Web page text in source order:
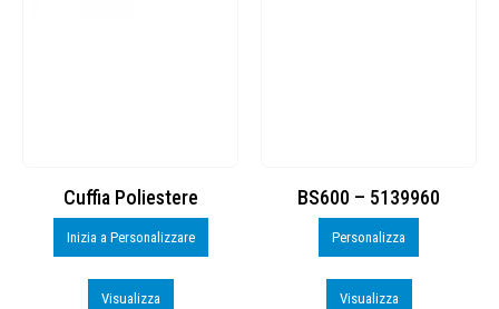
Cuffia Poliestere
Inizia a Personalizzare
Visualizza
BS600 – 5139960
Personalizza
Visualizza